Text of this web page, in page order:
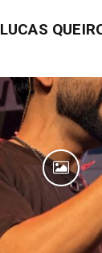
LUCAS